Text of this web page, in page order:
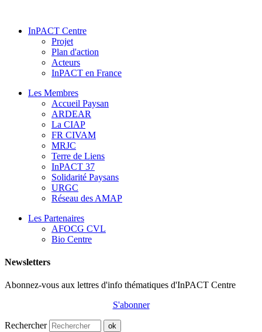
InPACT Centre
Projet
Plan d'action
Acteurs
InPACT en France
Les Membres
Accueil Paysan
ARDEAR
La CIAP
FR CIVAM
MRJC
Terre de Liens
InPACT 37
Solidarité Paysans
URGC
Réseau des AMAP
Les Partenaires
AFOCG CVL
Bio Centre
Newsletters
Abonnez-vous aux lettres d'info thématiques d'InPACT Centre
S'abonner
Rechercher ok